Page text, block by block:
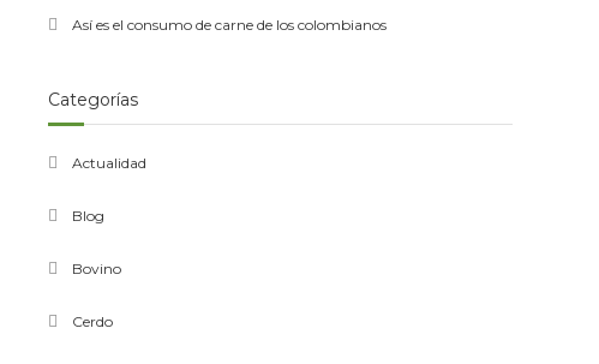
Así es el consumo de carne de los colombianos
Categorías
Actualidad
Blog
Bovino
Cerdo